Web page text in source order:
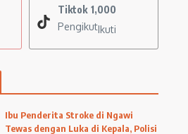
Tiktok 1,000
PengikutIkuti
Ibu Penderita Stroke di Ngawi
Tewas dengan Luka di Kepala, Polisi